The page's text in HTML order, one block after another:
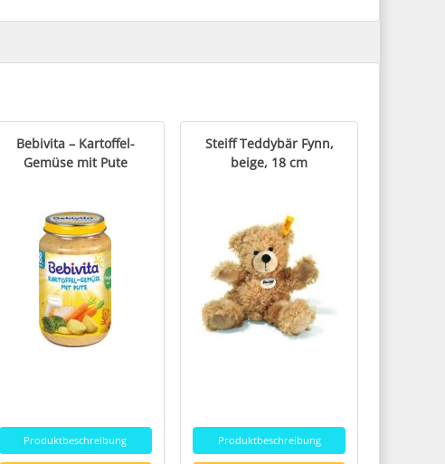
Bebivita – Kartoffel-
Gemüse mit Pute
Produktbeschreibung
Steiff Teddybär Fynn,
beige, 18 cm
Produktbeschreibung